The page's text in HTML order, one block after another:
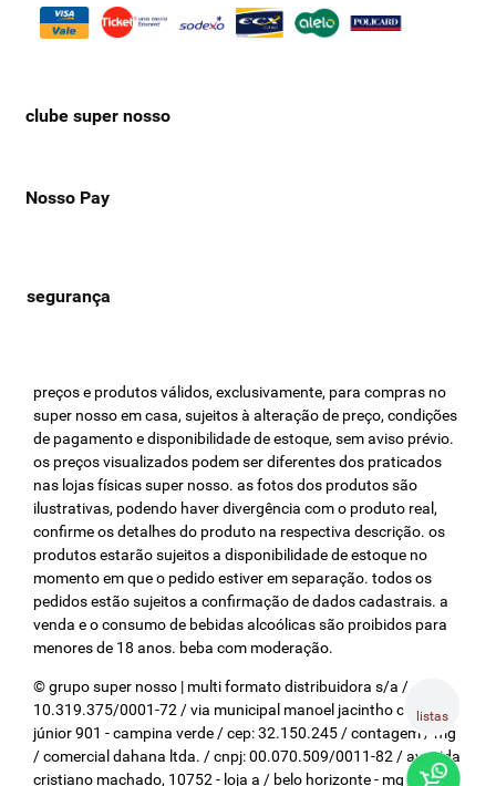
listas
clube super nosso
Nosso Pay
preços e produtos válidos, exclusivamente, para compras no
super nosso em casa, sujeitos à alteração de preço, condições
de pagamento e disponibilidade de estoque, sem aviso prévio.
os preços visualizados podem ser diferentes dos praticados
nas lojas físicas super nosso. as fotos dos produtos são
ilustrativas, podendo haver divergência com o produto real,
confirme os detalhes do produto na respectiva descrição. os
produtos estarão sujeitos a disponibilidade de estoque no
momento em que o pedido estiver em separação. todos os
pedidos estão sujeitos a confirmação de dados cadastrais. a
venda e o consumo de bebidas alcoólicas são proibidos para
menores de 18 anos. beba com moderação.
© grupo super nosso | multi formato distribuidora s/a / cnpj:
10.319.375/0001-72 / via municipal manoel jacintho coelho
júnior 901 - campina verde / cep: 32.150.245 / contagem / mg
/ comercial dahana ltda. / cnpj: 00.070.509/0011-82 / avenida
cristiano machado, 10752 - loja a / belo horizonte - mg